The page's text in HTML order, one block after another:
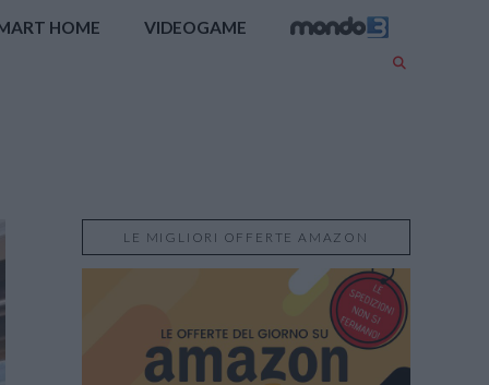
HOME VIDEOGAME
LE MIGLIORI OFFERTE AMAZON